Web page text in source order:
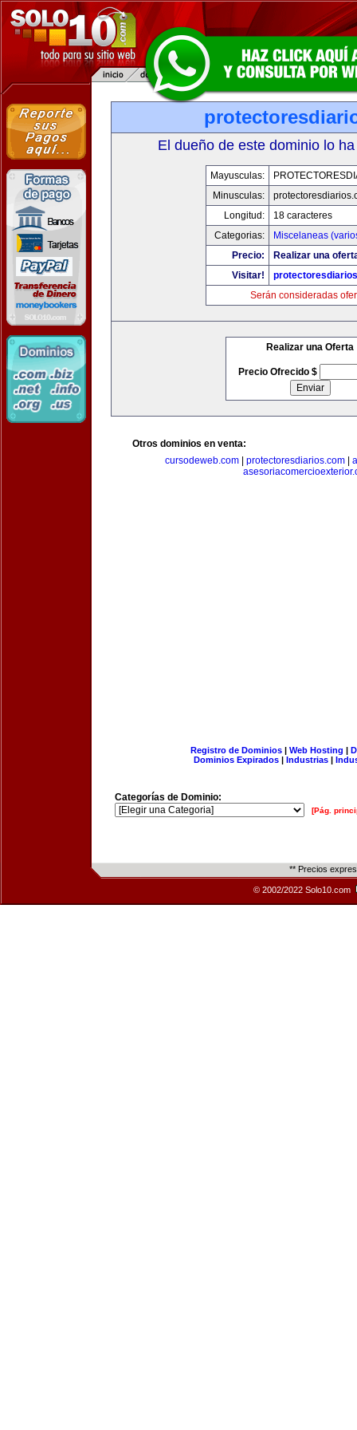
El dueño de este dominio lo
Mayusculas:
Minusculas:
Longitud:
18 caracteres
Categorias:
Miscelaneas
Precio:
Realizar una
Visitar!
Serán consideradas
Realizar una Oferta
Precio Ofrecido $
Otros dominios en venta:
cursodeweb.com
protectoresdiarios.com
Registro de Dominios| Web Hosting |
Dominios Expirados | Industrias |
Categorías de Dominio:
[Pág.
** Precios
© 2002/2022 Solo10.com